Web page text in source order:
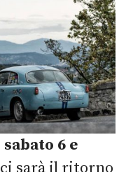
sabato 6 e
ci sarà il ritorno